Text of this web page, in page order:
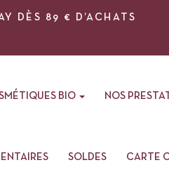
DÈS 89 € D’ACHATS
BIO NOS
SOLDES CARTE